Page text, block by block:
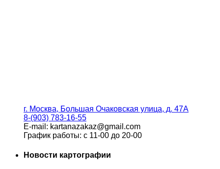
г. Москва, Большая Очаковская улица, д. 47А
8-(903) 783-16-55
E-mail: kartanazakaz@gmail.com
График работы: с 11-00 до 20-00
Новости картографии